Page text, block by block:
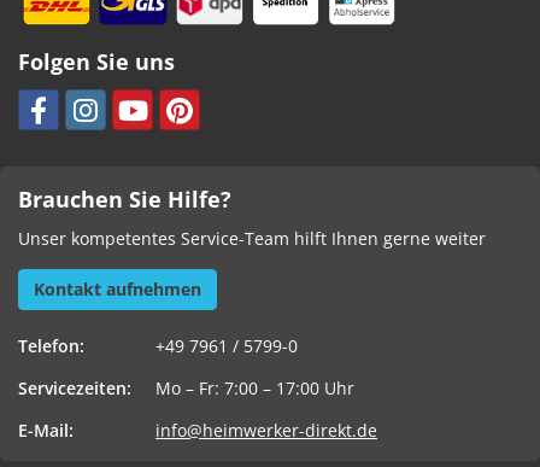
Folgen Sie uns
Brauchen Sie Hilfe?
Unser kompetentes Service-Team hilft Ihnen gerne weiter
Kontakt aufnehmen
Telefon:
+49 7961 / 5799-0
Servicezeiten:
Mo – Fr: 7:00 – 17:00 Uhr
E-Mail:
info@heimwerker-direkt.de